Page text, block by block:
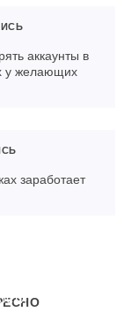
аккаунты в
у желающих
заработает